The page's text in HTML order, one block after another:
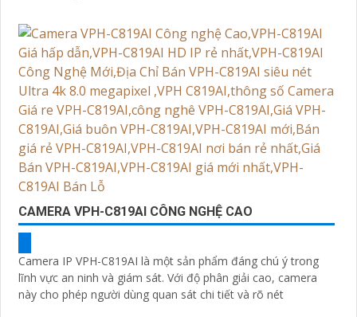
CAMERA VPH-C819AI CÔNG NGHỆ CAO
Camera IP VPH-C819AI là một sản phẩm đáng chú ý trong
lĩnh vực an ninh và giám sát. Với độ phân giải cao, camera
này cho phép người dùng quan sát chi tiết và rõ nét